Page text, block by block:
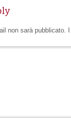
non sarà pubblicato.